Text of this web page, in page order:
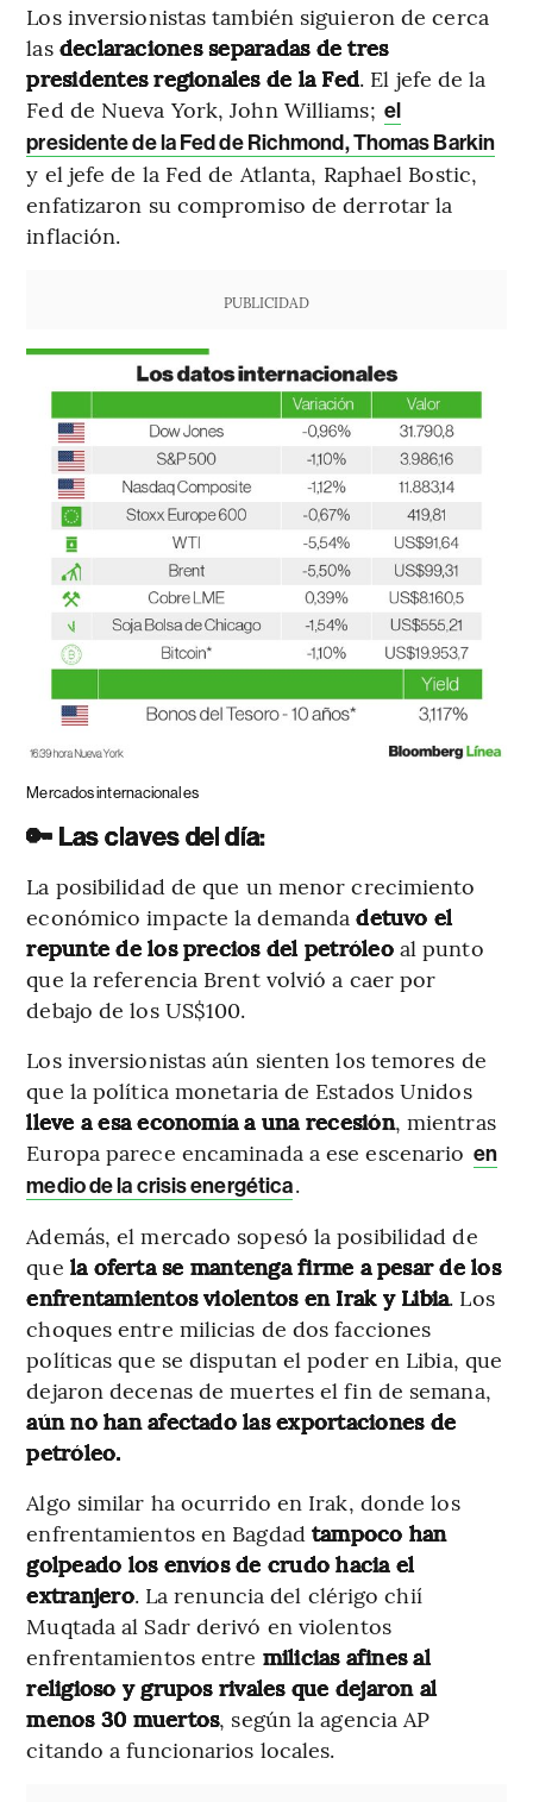
Los inversionistas también siguieron de cerca
las declaraciones separadas de tres
presidentes regionales de la Fed. El jefe de la
Fed de Nueva York, John Williams; el
presidente de la Fed de Richmond, Thomas Barkin
y el jefe de la Fed de Atlanta, Raphael Bostic,
enfatizaron su compromiso de derrotar la
inflación.
PUBLICIDAD
Mercados internacionales
🔑 Las claves del día:
La posibilidad de que un menor crecimiento
económico impacte la demandadetuvo el
repunte de los precios del petróleoal punto
que la referencia Brent volvió a caer por
debajo de los US$100.
Los inversionistas aún sienten los temores de
que la política monetaria de Estados Unidos
lleve a esa economía a una recesión, mientras
Europa parece encaminada a ese escenario en
medio de la crisis energética.
Además, el mercado sopesó la posibilidad de
que la oferta se mantenga firme a pesar de los
enfrentamientos violentos en Irak y Libia. Los
choques entre milicias de dos facciones
políticas que se disputan el poder en Libia, que
dejaron decenas de muertes el fin de semana,
aún no han afectado las exportaciones de
petróleo.
Algo similar ha ocurrido en Irak, donde los
enfrentamientos en Bagdad tampoco han
golpeado los envíos de crudo hacia el
extranjero. La renuncia del clérigo chií
Muqtada al Sadr derivó en violentos
enfrentamientos entre milicias afines al
religioso y grupos rivales que dejaron al
menos 30 muertos, según la agencia AP
citando a funcionarios locales.